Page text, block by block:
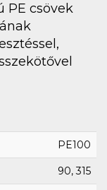
PE csövek
PE100
90, 315